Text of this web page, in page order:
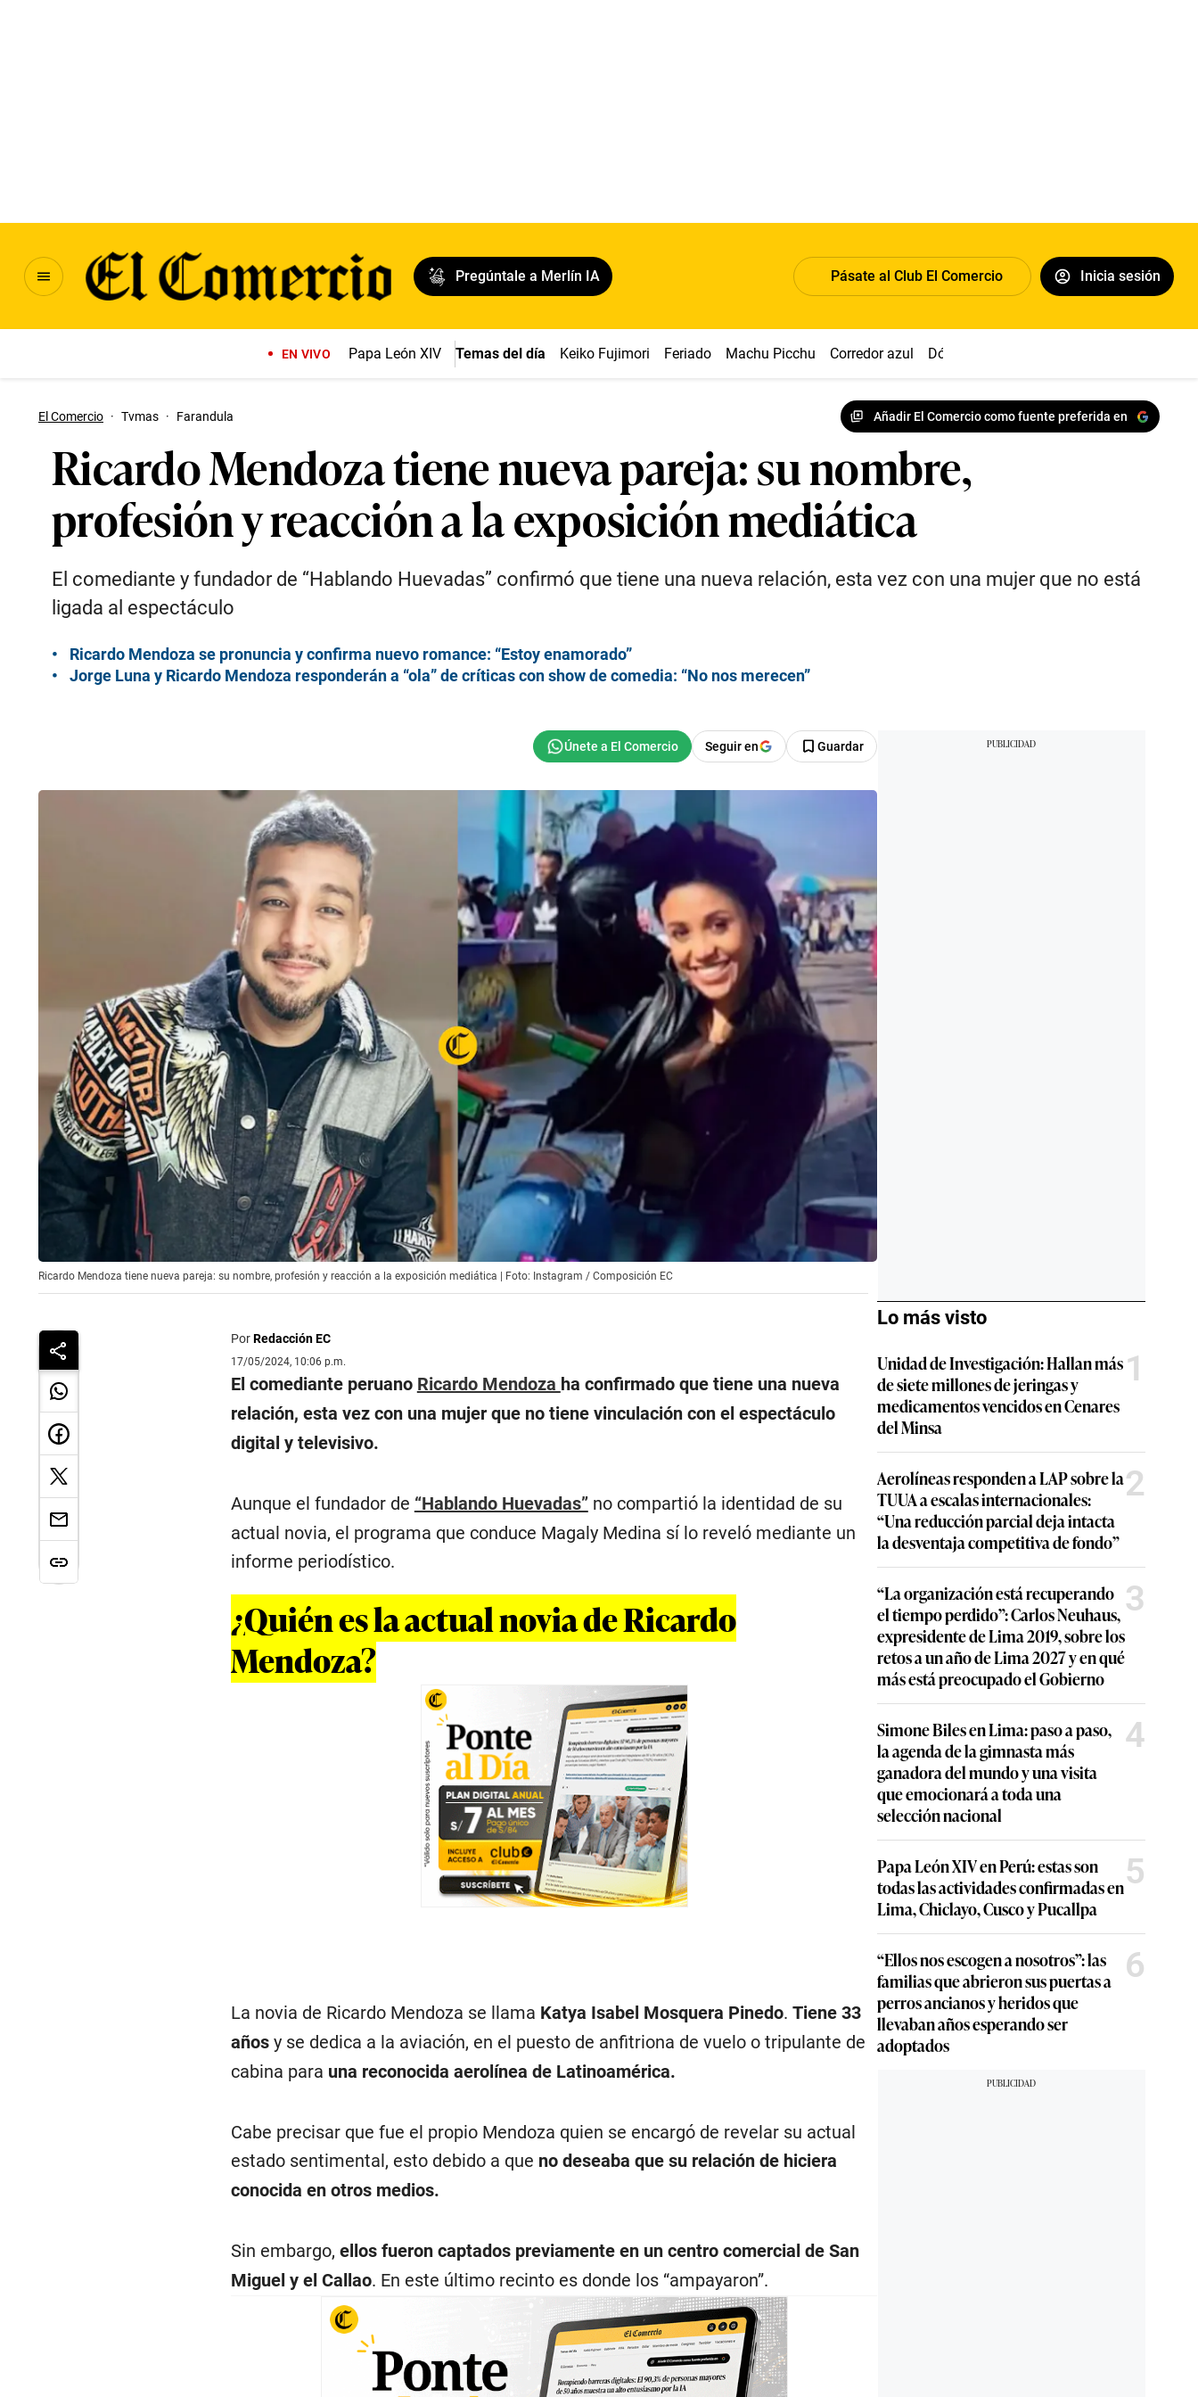
Pregúntale a Merlín IA Pásate al Club El Comercio Inicia sesión
EN VIVO Papa León XIV Temas del día Keiko Fujimori Feriado Machu Picchu Corredor azul Dólar
El Comercio · Tvmas · Farandula Añadir El Comercio como fuente preferida en
Ricardo Mendoza tiene nueva pareja: su nombre,
profesión y reacción a la exposición mediática
El comediante y fundador de “Hablando Huevadas” confirmó que tiene una nueva relación, esta vez con una mujer que no está
ligada al espectáculo
Ricardo Mendoza se pronuncia y confirma nuevo romance: “Estoy enamorado”
Jorge Luna y Ricardo Mendoza responderán a “ola” de críticas con show de comedia: “No nos merecen”
Seguir en Guardar
Ricardo Mendoza tiene nueva pareja: su nombre, profesión y reacción a la exposición mediática | Foto: Instagram / Composición EC
PorRedacción EC
17/05/2024, 10:06 p.m.
El comediante peruano Ricardo Mendoza ha confirmado que tiene una nueva
relación, esta vez con una mujer que no tiene vinculación con el espectáculo
digital y televisivo.
Aunque el fundador de “Hablando Huevadas”no compartió la identidad de su
actual novia, el programa que conduce Magaly Medina sí lo reveló mediante un
informe periodístico.
¿Quién es la actual novia de Ricardo
Mendoza?
La novia de Ricardo Mendoza se llama Katya Isabel Mosquera Pinedo. Tiene 33
añosy se dedica a la aviación, en el puesto de anfitriona de vuelo o tripulante de
cabina para una reconocida aerolínea de Latinoamérica.
Cabe precisar que fue el propio Mendoza quien se encargó de revelar su actual
estado sentimental, esto debido a que no deseaba que su relación de hiciera
conocida en otros medios.
Sin embargo, ellos fueron captados previamente en un centro comercial de San
Miguel y el Callao. En este último recinto es donde los “ampayaron”.
Lo más visto
Unidad de Investigación: Hallan más
de siete millones de jeringas y
medicamentos vencidos en Cenares
del Minsa
1
Aerolíneas responden a LAP sobre la
TUUA a escalas internacionales:
“Una reducción parcial deja intacta
la desventaja competitiva de fondo”
2
“La organización está recuperando
el tiempo perdido”: Carlos Neuhaus,
expresidente de Lima 2019, sobre los
retos a un año de Lima 2027 y en qué
más está preocupado el Gobierno
3
Simone Biles en Lima: paso a paso,
la agenda de la gimnasta más
ganadora del mundo y una visita
que emocionará a toda una
selección nacional
4
Papa León XIV en Perú: estas son
todas las actividades confirmadas en
Lima, Chiclayo, Cusco y Pucallpa
5
“Ellos nos escogen a nosotros”: las
familias que abrieron sus puertas a
perros ancianos y heridos que
llevaban años esperando ser
adoptados
6